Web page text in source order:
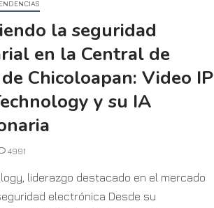
la seguridad
en la Central de
Chicoloapan: Video IP
y su IA
4991
liderazgo destacado en el mercado
electrónica Desde su